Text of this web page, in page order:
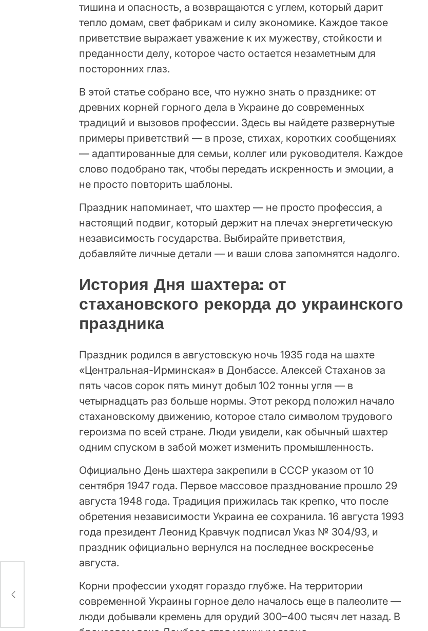
тишина и опасность, а возвращаются с углем, который дарит
тепло домам, свет фабрикам и силу экономике. Каждое такое
приветствие выражает уважение к их мужеству, стойкости и
преданности делу, которое часто остается незаметным для
посторонних глаз.
В этой статье собрано все, что нужно знать о празднике: от
древних корней горного дела в Украине до современных
традиций и вызовов профессии. Здесь вы найдете развернутые
примеры приветствий — в прозе, стихах, коротких сообщениях
— адаптированные для семьи, коллег или руководителя. Каждое
слово подобрано так, чтобы передать искренность и эмоции, а
не просто повторить шаблоны.
Праздник напоминает, что шахтер — не просто профессия, а
настоящий подвиг, который держит на плечах энергетическую
независимость государства. Выбирайте приветствия,
добавляйте личные детали — и ваши слова запомнятся надолго.
История Дня шахтера: от
стахановского рекорда до украинского
праздника
Праздник родился в августовскую ночь 1935 года на шахте
«Центральная-Ирминская» в Донбассе. Алексей Стаханов за
пять часов сорок пять минут добыл 102 тонны угля — в
четырнадцать раз больше нормы. Этот рекорд положил начало
стахановскому движению, которое стало символом трудового
героизма по всей стране. Люди увидели, как обычный шахтер
одним спуском в забой может изменить промышленность.
Официально День шахтера закрепили в СССР указом от 10
сентября 1947 года. Первое массовое празднование прошло 29
августа 1948 года. Традиция прижилась так крепко, что после
обретения независимости Украина ее сохранила. 16 августа 1993
года президент Леонид Кравчук подписал Указ № 304/93, и
праздник официально вернулся на последнее воскресенье
августа.
Корни профессии уходят гораздо глубже. На территории
современной Украины горное дело началось еще в палеолите —
люди добывали кремень для орудий 300–400 тысяч лет назад. В